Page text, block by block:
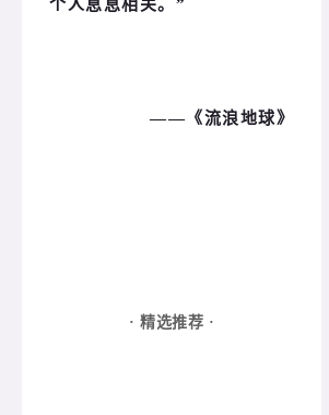
个人息息相关。”
——《流浪地球》
· 精选推荐 ·